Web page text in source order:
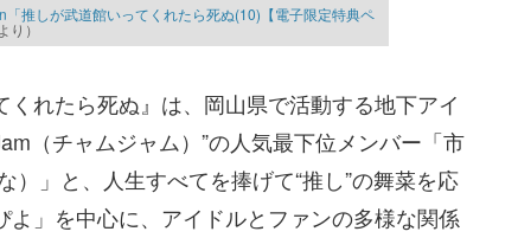
「推しが武道館いってくれたら死ぬ(10)【電子限定特典ペ
より）
くれたら死ぬ』は、岡山県で活動する地下アイ
（チャムジャム）”の人気最下位メンバー「市
）」と、人生すべてを捧げて“推し”の舞菜を応
よ」を中心に、アイドルとファンの多様な関係